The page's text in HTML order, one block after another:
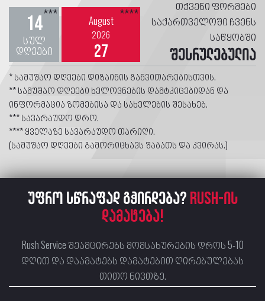
14
სულ
დღეები
*** August
2026
27
****
თქვენი ფორმები
საქართველოში ჩვენს
საწყობში
შესრულებულია
* სამუშაო დღეები დიზაინის განვითარებისთვის.
** სამუშაო დღეები ხელოვნების დამტკიცებიდან და
ინფორმაცია ზომებისა და სახელების შესახებ.
*** სავარაუდო დრო.
**** ყველაზე სავარაუდო თარიღი.
(სამუშაო დღეები გამორიცხავს შაბათს და კვირას.)
უფრო სწრაფად გჭირდება?RUSH-ის
დამატება!
Rush Service შეამცირებს მომსახურების დროს 5-10
დღით და დაამატებს დამატებით ღირებულებას
თითო ნივთზე.